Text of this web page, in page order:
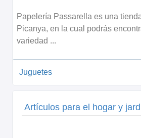
Papelería Passarella es una
Picanya, en la cual podrás
variedad ...
Juguetes
Artículos para el hogar y